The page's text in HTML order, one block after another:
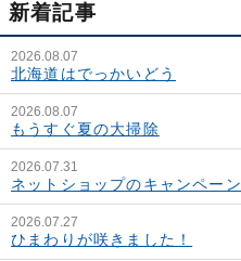
新着記事
2026.08.07
北海道はでっかいどう
2026.08.07
もうすぐ夏の大掃除
2026.07.31
ネットショップのキャンペーン
2026.07.27
ひまわりが咲きました！